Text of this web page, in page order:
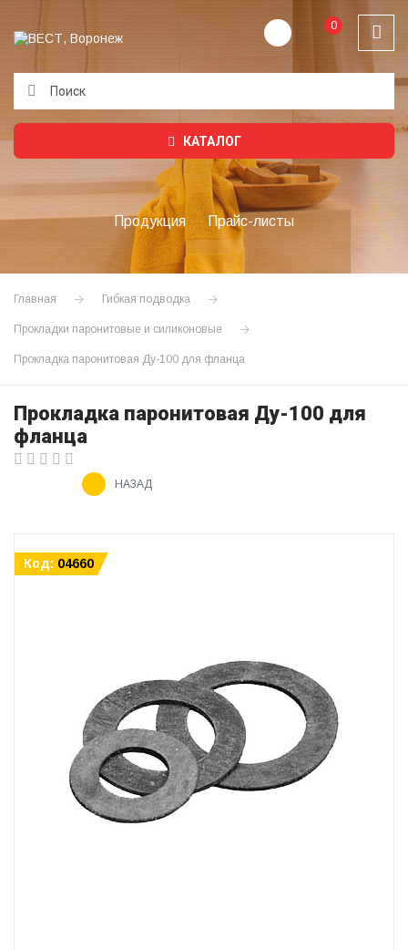
0
КАТАЛОГ
Продукция Прайс-листы
Главная Гибкая подводка
Прокладки паронитовые и силиконовые
Прокладка паронитовая Ду-100 для фланца
Прокладка паронитовая Ду-100 для
фланца
НАЗАД
Код: 04660